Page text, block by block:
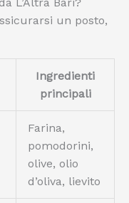
un posto,
Ingredienti
principali
Farina,
pomodorini,
olive, olio
d’oliva, lievito